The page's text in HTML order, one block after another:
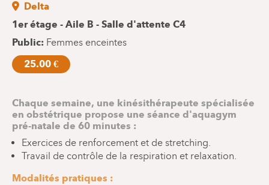
Delta
1er étage - Aile B - Salle d'attente C4
Public Femmes enceintes
25.00 €
Chaque semaine, une kinésithérapeute spécialisée
en obstétrique propose une séance d'aquagym
pré-natale de 60 minutes :
Exercices de renforcement et de stretching.
Travail de contrôle de la respiration et relaxation.
Modalités pratiques :